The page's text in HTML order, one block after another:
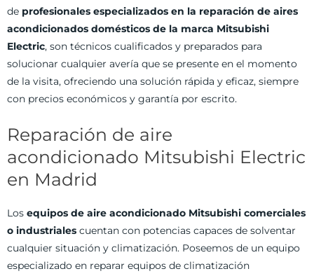
de profesionales especializados en la reparación de aires
acondicionados domésticos de la marca Mitsubishi
Electric, son técnicos cualificados y preparados para
solucionar cualquier avería que se presente en el momento
de la visita, ofreciendo una solución rápida y eficaz, siempre
con precios económicos y garantía por escrito.
Reparación de aire
acondicionado Mitsubishi Electric
en Madrid
Los equipos de aire acondicionado Mitsubishi comerciales
o industriales cuentan con potencias capaces de solventar
cualquier situación y climatización. Poseemos de un equipo
especializado en reparar equipos de climatización